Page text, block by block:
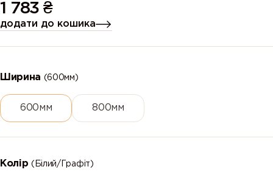
1 783 ₴
додати до кошика
Ширина (600мм)
600мм 800мм
Колір(Білий/Графіт)